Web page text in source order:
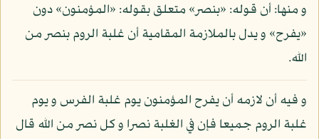
و منها: أن قوله: «بنصر» متعلق بقوله: «المؤمنون» دون
«يفرح» و يدل بالملازمة المقامية أن غلبة الروم بنصر من
الله.
و فيه أن لازمه أن يفرح المؤمنون يوم غلبة الفرس و يوم
غلبة الروم جميعا فإن في الغلبة نصرا و كل نصر من الله قال